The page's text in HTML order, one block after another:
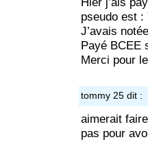
pseudo est :
J’avais
Payé BCEE
Merci pour
tommy 25 dit :
aimerait
pas pour